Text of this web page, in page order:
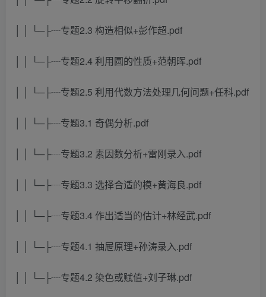
│ │ └─├┈专题2.3 构造相似+彭作超.pdf
│ │ └─├┈专题2.4 利用圆的性质+范朝晖.pdf
│ │ └─├┈专题2.5 利用代数方法处理几何问题+任科.pdf
│ │ └─├┈专题3.1 奇偶分析.pdf
│ │ └─├┈专题3.2 素因数分析+雷刚录入.pdf
│ │ └─├┈专题3.3 选择合适的模+黄海良.pdf
│ │ └─├┈专题3.4 作出适当的估计+林经武.pdf
│ │ └─├┈专题4.1 抽屉原理+孙涛录入.pdf
│ │ └─├┈专题4.2 染色或赋值+刘子琳.pdf